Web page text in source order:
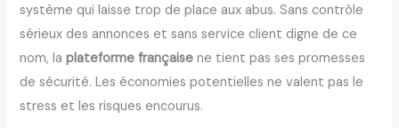
système qui laisse trop de place aux abus. Sans contrôle
sérieux des annonces et sans service client digne de ce
nom, laplateforme française ne tient pas ses promesses
de sécurité. Les économies potentielles ne valent pas le
stress et les risques encourus.